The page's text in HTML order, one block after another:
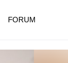
FORUM